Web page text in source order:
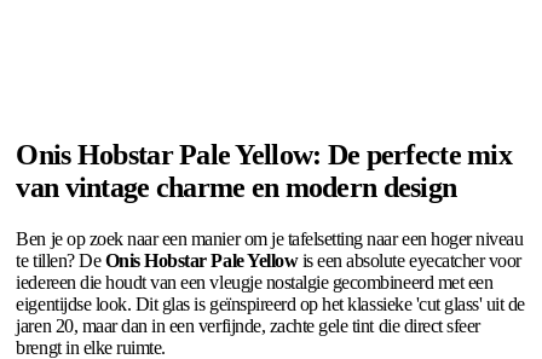
Onis Hobstar Pale Yellow: De perfecte mix
van vintage charme en modern design
Ben je op zoek naar een manier om je tafelsetting naar een hoger niveau
te tillen? DeOnis Hobstar Pale Yellowis een absolute eyecatcher voor
iedereen die houdt van een vleugje nostalgie gecombineerd met een
eigentijdse look. Dit glas is geïnspireerd op het klassieke 'cut glass' uit de
jaren 20, maar dan in een verfijnde, zachte gele tint die direct sfeer
brengt in elke ruimte.